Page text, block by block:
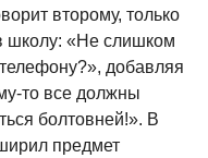
второму, только
школу: «Не слишком
добавляя
то все должны
болтовней!». В
предмет